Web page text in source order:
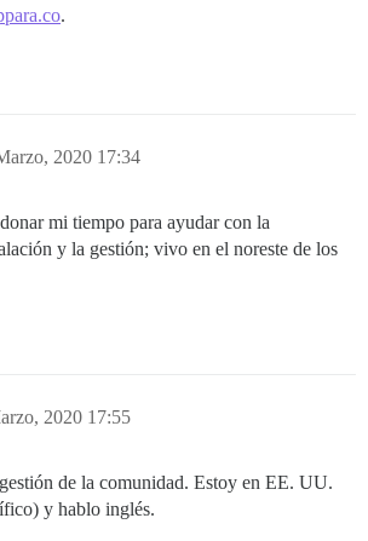
.
2020 17:34
mi tiempo para ayudar con la
y la gestión; vivo en el noreste de los
2020 17:55
de la comunidad. Estoy en EE. UU.
y hablo inglés.